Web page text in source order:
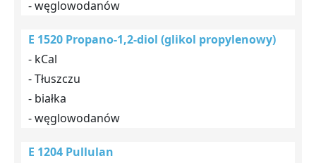
- węglowodanów
E 1520 Propano-1,2-diol (glikol propylenowy)
- kCal
- Tłuszczu
- białka
- węglowodanów
E 1204 Pullulan